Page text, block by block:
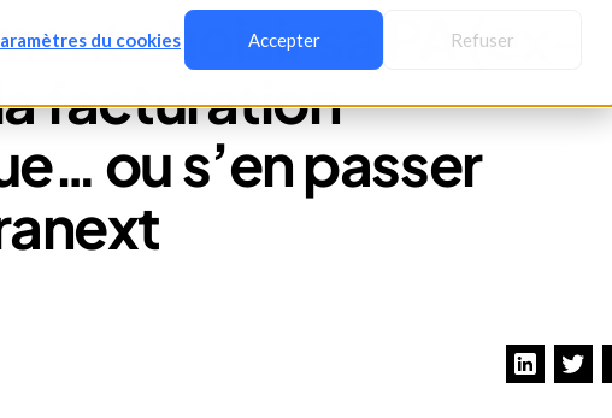
du cookies Accepter Refuser
choisir sa PA (ex-
facturation
ou s’en passer